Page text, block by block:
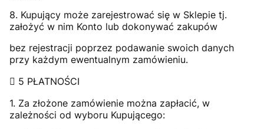
8. Kupujący może zarejestrować się w Sklepie tj.
założyć w nim Konto lub dokonywać zakupów
bez rejestracji poprzez podawanie swoich danych
przy każdym ewentualnym zamówieniu.
 5 PŁATNOŚCI
1. Za złożone zamówienie można zapłacić, w
zależności od wyboru Kupującego: